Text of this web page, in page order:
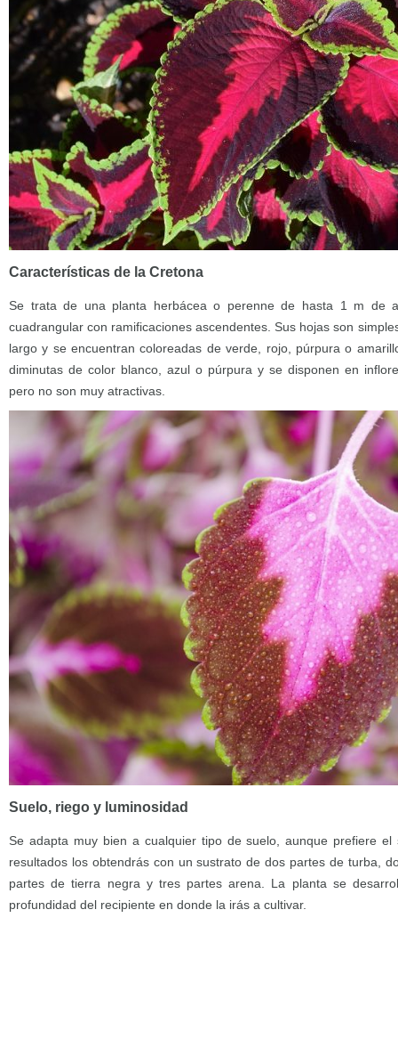
Características de la Cretona
Se trata de una planta herbácea o perenne de hasta 1 m de
cuadrangular con ramificaciones ascendentes. Sus hojas son
largo y se encuentran coloreadas de verde, rojo, púrpura o
diminutas de color blanco, azul o púrpura y se disponen en
pero no son muy atractivas.
Suelo, riego y luminosidad
Se adapta muy bien a cualquier tipo de suelo, aunque prefiere
resultados los obtendrás con un sustrato de dos partes de turba,
partes de tierra negra y tres partes arena. La planta se
profundidad del recipiente en donde la irás a cultivar.